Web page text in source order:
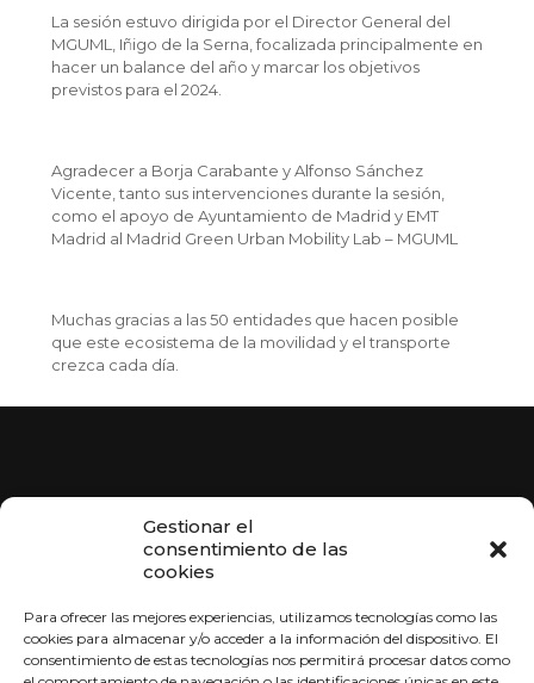
Gestionar el
consentimiento de las
cookies
Para ofrecer las mejores experiencias, utilizamos tecnologías como las
cookies para almacenar y/o acceder a la información del dispositivo. El
consentimiento de estas tecnologías nos permitirá procesar datos como
La sesión estuvo dirigida por el Director General del
MGUML, Iñigo de la Serna, focalizada principalmente en
hacer un balance del año y marcar los objetivos
previstos para el 2024.
Agradecer a Borja Carabante y Alfonso Sánchez
Vicente, tanto sus intervenciones durante la sesión,
como el apoyo de Ayuntamiento de Madrid y EMT
Madrid al Madrid Green Urban Mobility Lab – MGUML
Muchas gracias a las 50 entidades que hacen posible
que este ecosistema de la movilidad y el transporte
crezca cada día.
Contacto
Calle Montalbán 3, 6ºDerecha, 28014 Madrid